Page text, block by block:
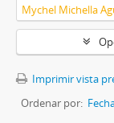
Mychel Michella
Imprimir vista
Ordenar por: